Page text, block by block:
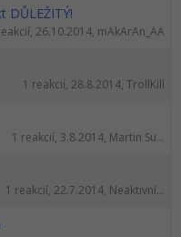
DŮLEŽITÝ!
26.10.2014, mAkArAn_AA
1 reakcií, 28.8.2014, TrollKill
1 reakcií, 3.8.2014, Martin Su...
1 reakcií, 22.7.2014, Neaktivní...